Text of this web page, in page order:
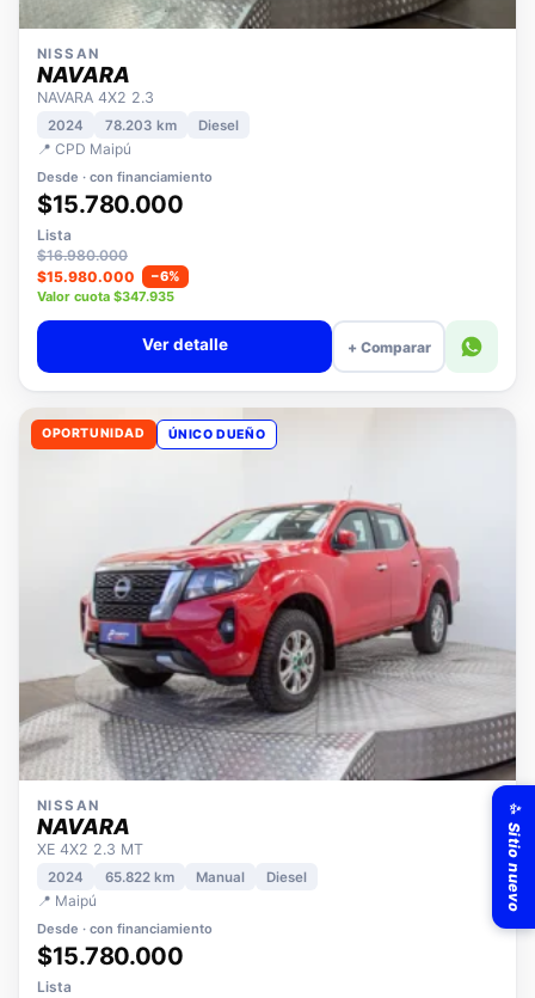
NISSAN
NAVARA
NAVARA 4X2 2.3
2024 78.203 km
📍 CPD Maipú
Desde · con financiamiento
$15.780.000
Lista
$16.980.000
$15.980.000
−6%
Valor cuota $347.935
+ Comparar
OPORTUNIDAD
NISSAN
NAVARA
XE 4X2 2.3 MT
2024
📍 Maipú
Desde · con financiamiento
$15.780.000
✨ Sitio nuevo